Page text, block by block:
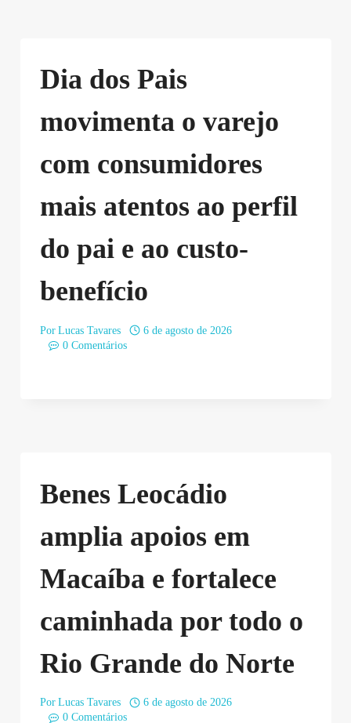
Dia dos Pais
movimenta o varejo
com consumidores
mais atentos ao perfil
do pai e ao custo-
benefício
Por Lucas Tavares
6 de agosto de 2026
0 Comentários
Benes Leocádio
amplia apoios em
Macaíba e fortalece
caminhada por todo o
Rio Grande do Norte
Por Lucas Tavares
6 de agosto de 2026
0 Comentários